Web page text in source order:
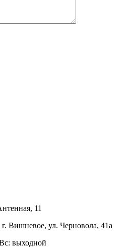
11
Вишневое, ул. Черновола, 41а
выходной